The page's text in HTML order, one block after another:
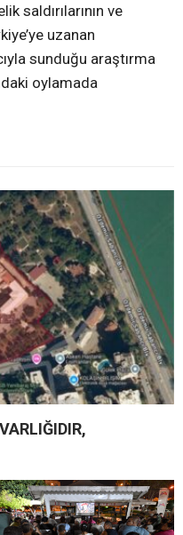
saldırılarının ve
uzanan
sunduğu araştırma
oylamada